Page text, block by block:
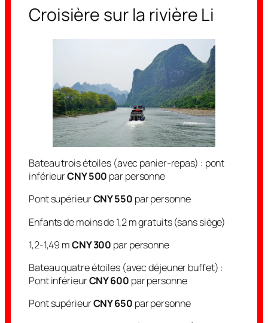
Croisière sur la rivière Li
Bateau trois étoiles (avec panier-repas) : pont
inférieurCNY 500 par personne
Pont supérieurCNY 550 par personne
Enfants de moins de 1,2 m gratuits (sans siège)
1,2-1,49 mCNY 300 par personne
Bateau quatre étoiles (avec déjeuner buffet) :
Pont inférieurCNY 600 par personne
Pont supérieurCNY 650 par personne